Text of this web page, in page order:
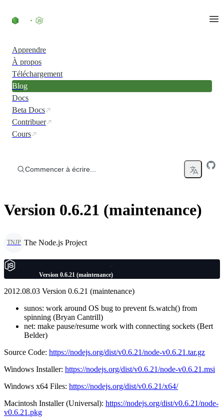
Apprendre
À propos
Téléchargement
Blog
Docs
Beta Docs
Contribuer
Cours
Commencer à écrire...
Version 0.6.21 (maintenance)
TNJP The Node.js Project
Version 0.6.21 (maintenance)
2012.08.03 Version 0.6.21 (maintenance)
sunos: work around OS bug to prevent fs.watch() from
spinning (Bryan Cantrill)
net: make pause/resume work with connecting sockets (Bert
Belder)
Source Code: https://nodejs.org/dist/v0.6.21/node-v0.6.21.tar.gz
Windows Installer: https://nodejs.org/dist/v0.6.21/node-v0.6.21.msi
Windows x64 Files: https://nodejs.org/dist/v0.6.21/x64/
Macintosh Installer (Universal): https://nodejs.org/dist/v0.6.21/node-
v0.6.21.pkg